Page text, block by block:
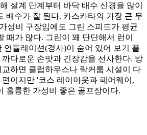
설계 단계부터 바닥 배수 신경을 많이
배수가 잘 된다. 카스카타의 가장 큰 무
성비 구장임에도 그린 스피드가 평균
때가 많다. 그린이 꽤 단단해서 런이
언듈레이션(경사)이 숨어 있어 보기 플
다로운 손맛과 긴장감을 선사한다. 방
하면 클럽하우스나 락커룸 시설이 다
이지만 '코스 레이아웃과 페어웨이,
훌륭한 가성비 좋은 골프장이다.